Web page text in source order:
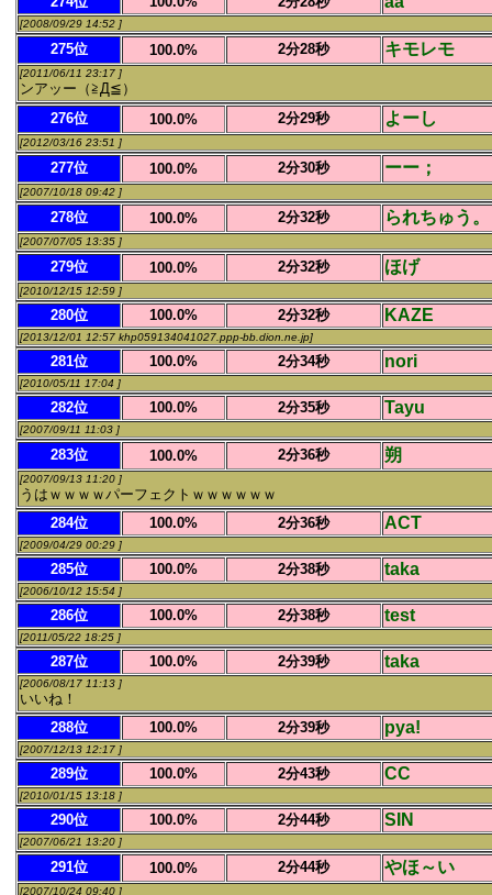
[2008/09/29 14:52 ]
275位 100.0% 2分28秒 キモレモ
[2011/06/11 23:17 ]
ンアッー（≧Д≦）
276位
100.0% 2分29秒 よーし
[2012/03/16 23:51 ]
277位 100.0% 2分30秒 ーー；
[2007/10/18 09:42 ]
278位 100.0% 2分32秒 られちゅう。
[2007/07/05 13:35 ]
279位 100.0% 2分32秒 ほげ
[2010/12/15 12:59 ]
280位 100.0% 2分32秒 KAZE
[2013/12/01 12:57 khp059134041027.ppp-bb.dion.ne.jp]
281位 100.0% 2分34秒 nori
[2010/05/11 17:04 ]
282位 100.0% 2分35秒 Tayu
[2007/09/11 11:03 ]
283位 100.0% 2分36秒 朔
[2007/09/13 11:20 ]
うはｗｗｗｗパーフェクトｗｗｗｗｗｗ
284位
100.0% 2分36秒 ACT
[2009/04/29 00:29 ]
285位 100.0% 2分38秒 taka
[2006/10/12 15:54 ]
286位 100.0% 2分38秒 test
[2011/05/22 18:25 ]
287位 100.0% 2分39秒 taka
[2006/08/17 11:13 ]
いいね！
288位
100.0% 2分39秒 pya!
[2007/12/13 12:17 ]
289位 100.0% 2分43秒 CC
[2010/01/15 13:18 ]
290位 100.0% 2分44秒 SIN
[2007/06/21 13:20 ]
291位 100.0% 2分44秒 やほ～い
[2007/10/24 09:40 ]